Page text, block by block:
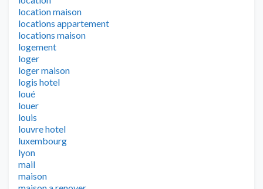
location maison
locations appartement
locations maison
logement
loger
loger maison
logis hotel
loué
louer
louis
louvre hotel
luxembourg
lyon
mail
maison